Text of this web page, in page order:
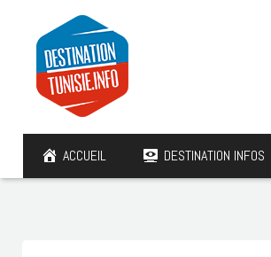
ACCUEIL DESTINATION INFOS